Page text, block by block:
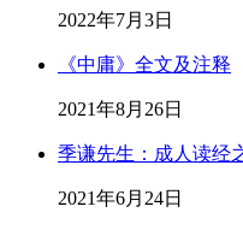
2022年7月3日
《中庸》全文及注释
2021年8月26日
季谦先生：成人读经
2021年6月24日